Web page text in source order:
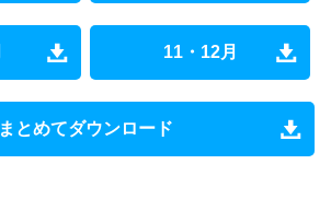
11・12月
まとめてダウンロード